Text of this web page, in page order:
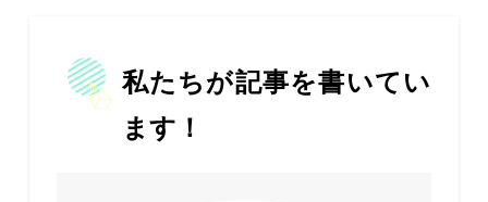
私たちが記事を書いてい
ます！